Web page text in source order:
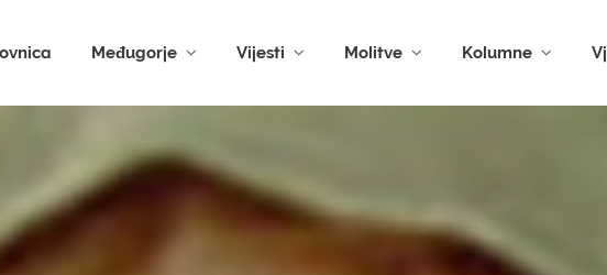
Međugorje Vijesti Molitve Kolumne